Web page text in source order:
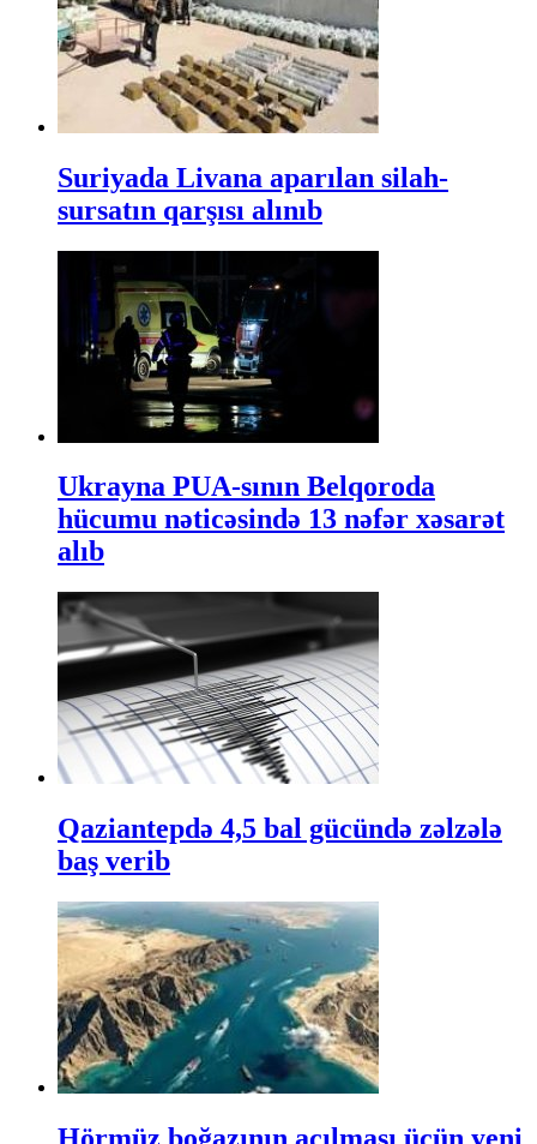
Suriyada Livana aparılan silah-
sursatın qarşısı alınıb
Ukrayna PUA-sının Belqoroda
hücumu nəticəsində 13 nəfər xəsarət
alıb
Qaziantepdə 4,5 bal gücündə zəlzələ
baş verib